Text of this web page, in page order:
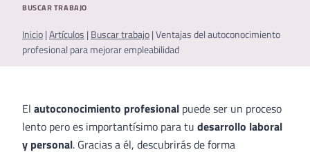
BUSCAR TRABAJO
Inicio | Artículos | Buscar trabajo | Ventajas del autoconocimiento
profesional para mejorar empleabilidad
El autoconocimiento profesional puede ser un proceso
lento pero es importantísimo para tu desarrollo laboral
y personal. Gracias a él, descubrirás de forma